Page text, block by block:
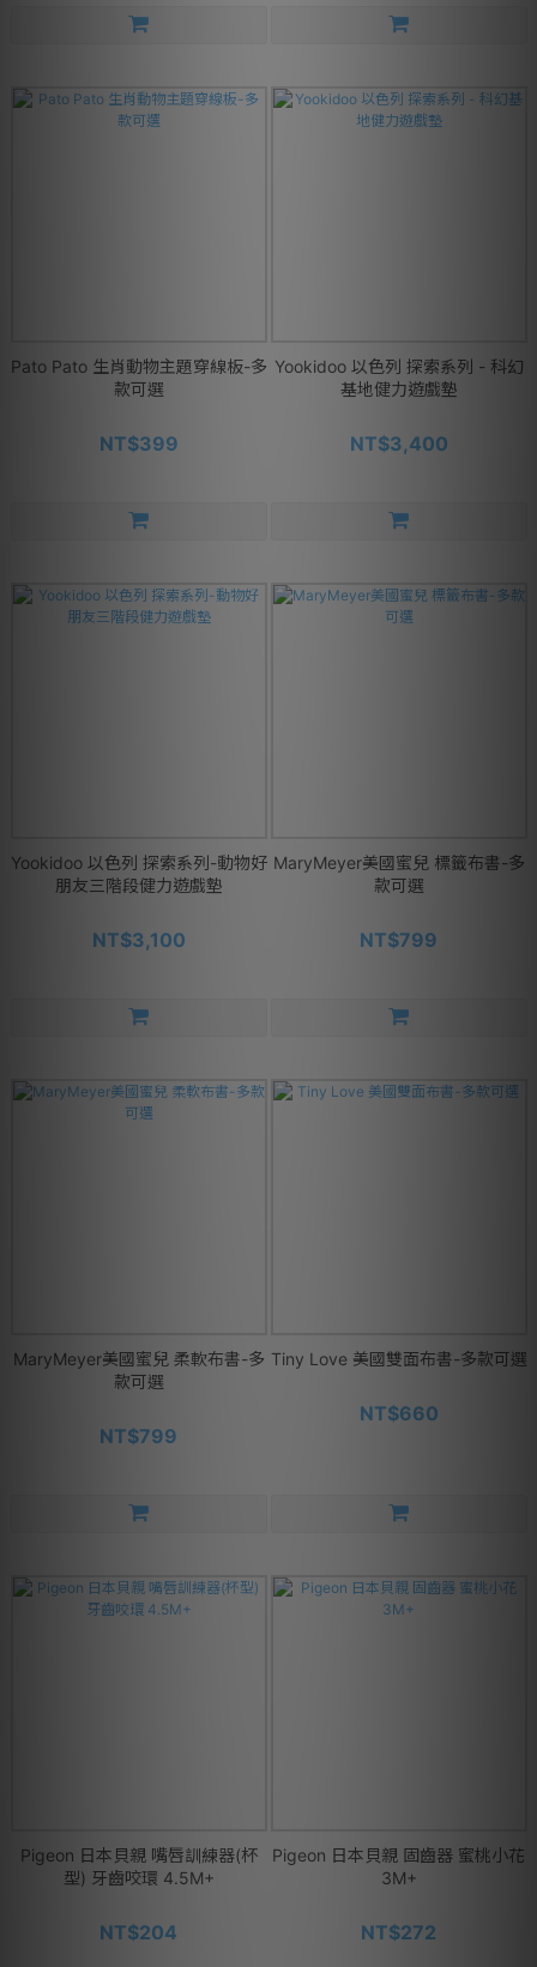
Pato Pato 生肖動物主題穿線板-多
款可選
NT$399
Yookidoo 以色列 探索系列 - 科幻
基地健力遊戲墊
NT$3,400
Yookidoo 以色列 探索系列-動物好
朋友三階段健力遊戲墊
NT$3,100
MaryMeyer美國蜜兒 標籤布書-多
款可選
NT$799
MaryMeyer美國蜜兒 柔軟布書-多
款可選
NT$799
Tiny Love 美國雙面布書-多款可選
NT$660
Pigeon 日本貝親 嘴唇訓練器(杯
型) 牙齒咬環 4.5M+
NT$204
Pigeon 日本貝親 固齒器 蜜桃小花
3M+
NT$272